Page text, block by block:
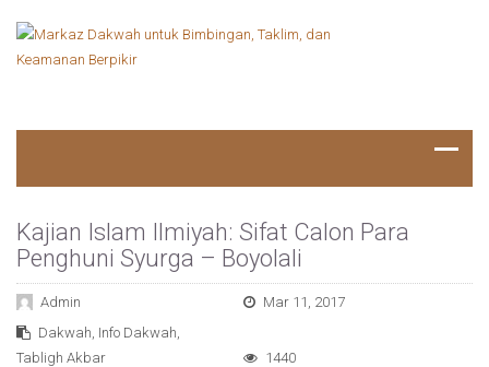
Kajian Islam Ilmiyah: Sifat Calon Para
Penghuni Syurga – Boyolali
Admin
Mar 11, 2017
Dakwah, Info Dakwah,
Tabligh Akbar
1440